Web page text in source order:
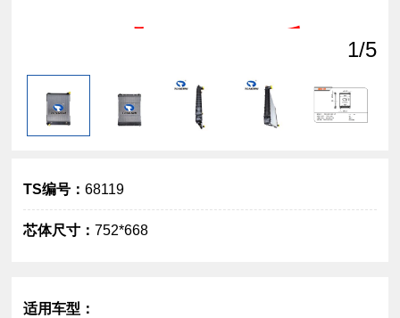
查看
1/5
TS编号：68119
芯体尺寸：752*668
适用车型：